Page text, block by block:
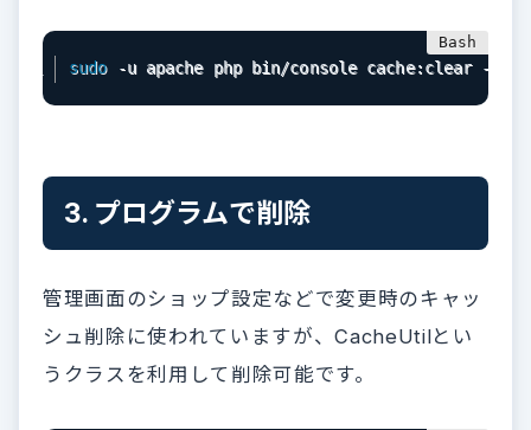
sudo -u apache php bin/console cache:clear --no-
3. プログラムで削除
管理画面のショップ設定などで変更時のキャッ
シュ削除に使われていますが、CacheUtilとい
うクラスを利用して削除可能です。